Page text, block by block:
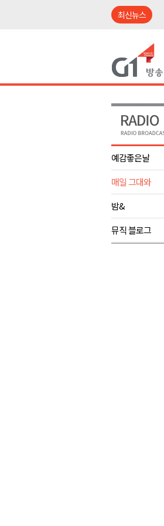
최신뉴스
예감좋은날
매일 그대와
밤&
뮤직 블로그